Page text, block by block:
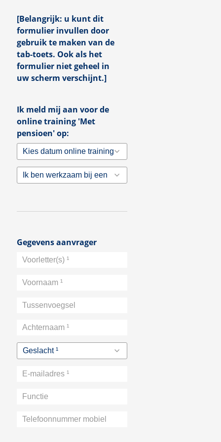
[Belangrijk: u kunt dit
formulier invullen door
gebruik te maken van de
tab-toets. Ook als het
formulier niet geheel in
uw scherm verschijnt.]
Ik meld mij aan voor de
online training 'Met
pensioen' op:
Kies datum online training
'Met pensioen' ¹
Ik ben werkzaam bij een
Gegevens aanvrager
Voorletter(s)
Voornaam
Tussenvoegsel
Achternaam
Geslacht ¹
E-
Functie
Telefoonnummer